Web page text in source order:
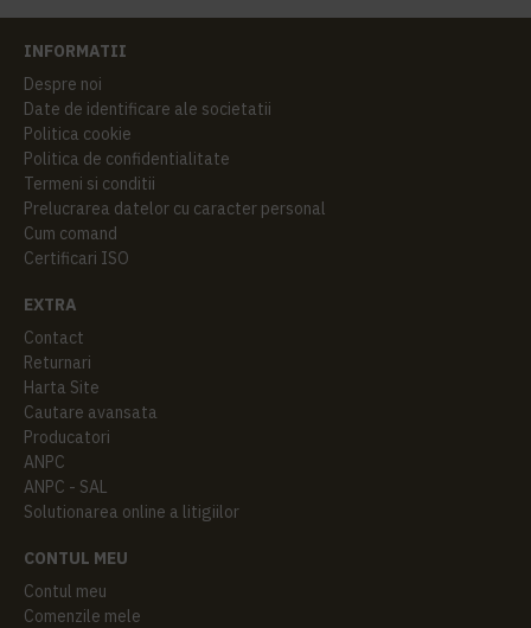
INFORMATII
Despre noi
Date de identificare ale societatii
Politica cookie
Politica de confidentialitate
Termeni si conditii
Prelucrarea datelor cu caracter personal
Cum comand
Certificari ISO
EXTRA
Contact
Returnari
Harta Site
Cautare avansata
Producatori
ANPC
ANPC - SAL
Solutionarea online a litigiilor
CONTUL MEU
Contul meu
Comenzile mele